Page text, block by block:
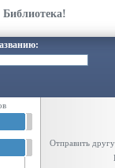
Отправить